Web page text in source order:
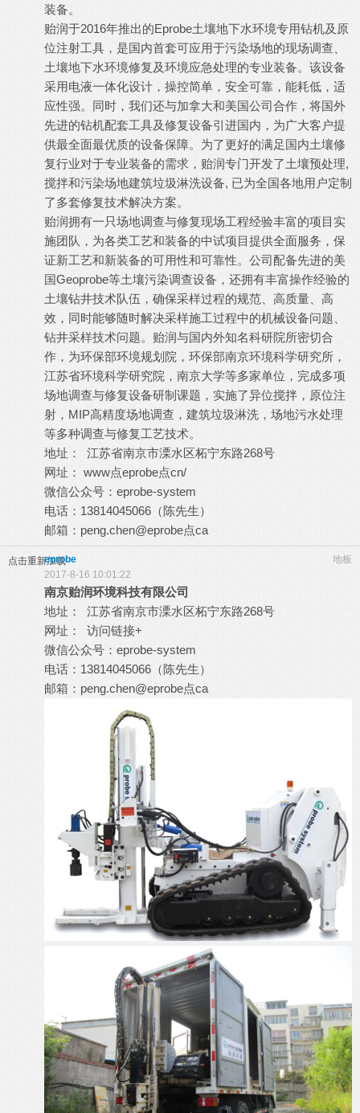
装备。
贻润于2016年推出的Eprobe土壤地下水环境专用钻机及原
位注射工具，是国内首套可应用于污染场地的现场调查、
土壤地下水环境修复及环境应急处理的专业装备。该设备
采用电液一体化设计，操控简单，安全可靠，能耗低，适
应性强。同时，我们还与加拿大和美国公司合作，将国外
先进的钻机配套工具及修复设备引进国内，为广大客户提
供最全面最优质的设备保障。为了更好的满足国内土壤修
复行业对于专业装备的需求，贻润专门开发了土壤预处理,
搅拌和污染场地建筑垃圾淋洗设备, 已为全国各地用户定制
了多套修复技术解决方案。
贻润拥有一只场地调查与修复现场工程经验丰富的项目实
施团队，为各类工艺和装备的中试项目提供全面服务，保
证新工艺和新装备的可用性和可靠性。公司配备先进的美
国Geoprobe等土壤污染调查设备，还拥有丰富操作经验的
土壤钻井技术队伍，确保采样过程的规范、高质量、高
效，同时能够随时解决采样施工过程中的机械设备问题、
钻井采样技术问题。贻润与国内外知名科研院所密切合
作，为环保部环境规划院，环保部南京环境科学研究所，
江苏省环境科学研究院，南京大学等多家单位，完成多项
场地调查与修复设备研制课题，实施了异位搅拌，原位注
射，MIP高精度场地调查，建筑垃圾淋洗，场地污水处理
等多种调查与修复工艺技术。
地址： 江苏省南京市溧水区柘宁东路268号
网址： www点eprobe点cn/
微信公众号：eprobe-system
电话：13814045066（陈先生）
邮箱：peng.chen@eprobe点ca
点击重新加载 地板
eprobe
2017-8-16 10:01:22
南京贻润环境科技有限公司
地址： 江苏省南京市溧水区柘宁东路268号
网址： 访问链接+
微信公众号：eprobe-system
电话：13814045066（陈先生）
邮箱：peng.chen@eprobe点ca